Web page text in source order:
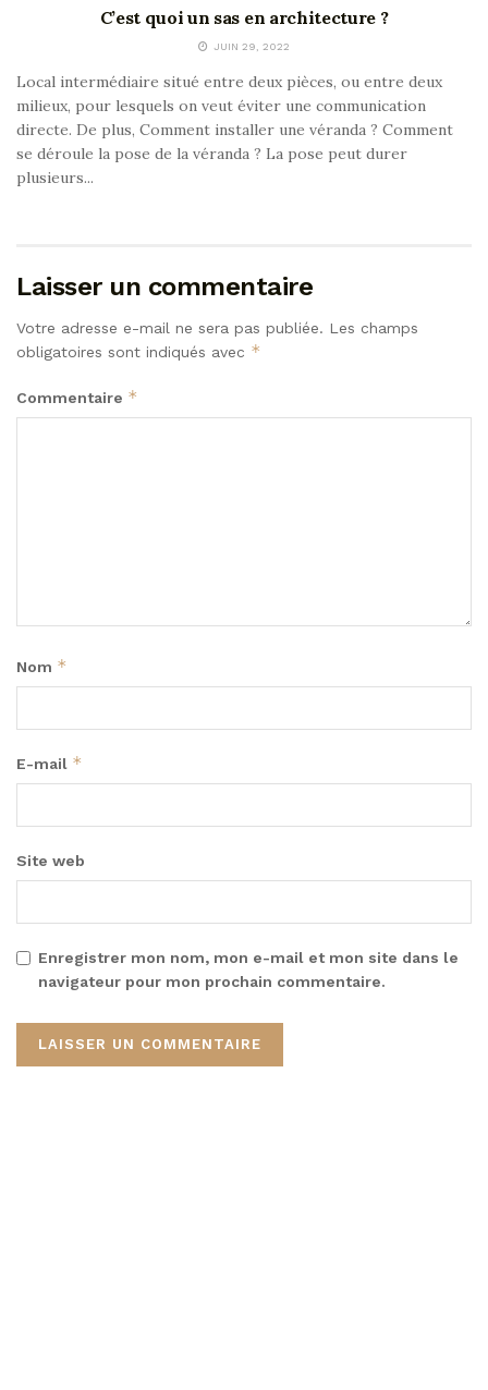
C’est quoi un sas en architecture ?
JUIN 29, 2022
Local intermédiaire situé entre deux pièces, ou entre deux
milieux, pour lesquels on veut éviter une communication
directe. De plus, Comment installer une véranda ? Comment
se déroule la pose de la véranda ? La pose peut durer
plusieurs...
Laisser un commentaire
Votre adresse e-mail ne sera pas publiée. Les champs
obligatoires sont indiqués avec *
Commentaire *
Nom *
E-mail *
Site web
Enregistrer mon nom, mon e-mail et mon site dans le
navigateur pour mon prochain commentaire.